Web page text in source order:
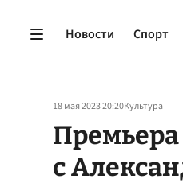
Новости Спорт
18 мая 2023 20:20Культура
с